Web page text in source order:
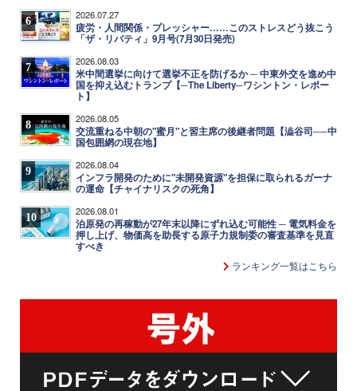
6 2026.07.27
疲労・人間関係・プレッシャー……このストレスどう抜こう
「ザ・リバティ」9月号(7月30日発売)
7 2026.08.03
米中間選挙に向けて選挙不正を防げるか ─ 中東外交を進め中
国を抑え込むトランプ【─The Liberty─ワシントン・レポー
ト】
8 2026.08.05
交流重ねる中朝の"蜜月"と習主席の後継者問題【澁谷司──中
国包囲網の現在地】
9 2026.08.04
インフラ開発のために"未開発資源"を担保に取られるガーナ
の運命【チャイナリスクの死角】
10 2026.08.01
泊原発の再稼動が27年末以降にずれ込む可能性 ─ 電気料金を
押し上げ、物価高を助長する原子力規制委の審査基準を見直
すべき
ランキング一覧はこちら